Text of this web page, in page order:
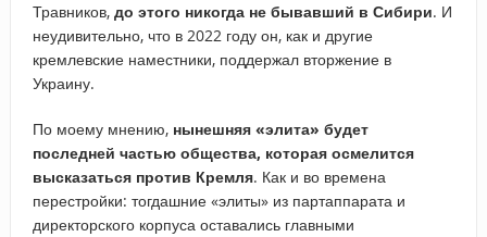
Травников, до этого никогда не бывавший в Сибири. И
неудивительно, что в 2022 году он, как и другие
кремлевские наместники, поддержал вторжение в
Украину.
По моему мнению, нынешняя «элита» будет
последней частью общества, которая осмелится
высказаться против Кремля. Как и во времена
перестройки: тогдашние «элиты» из партаппарата и
директорского корпуса оставались главными